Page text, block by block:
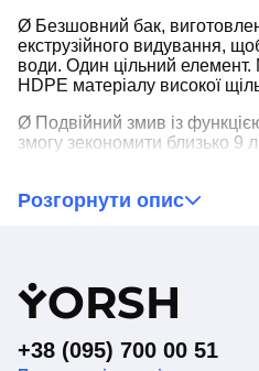
Ø Безшовний бак,
екструзійного видування,
води. Один цільний елемент.
HDPE матеріалу високої
Ø Подвійний змив із
змогу зекономити близько 9
клас 1 стандарту NF - 9dB та
Ø Універсальні кронштейни
Розгорнути опис
YORSH
+38 (095) 700 00 51